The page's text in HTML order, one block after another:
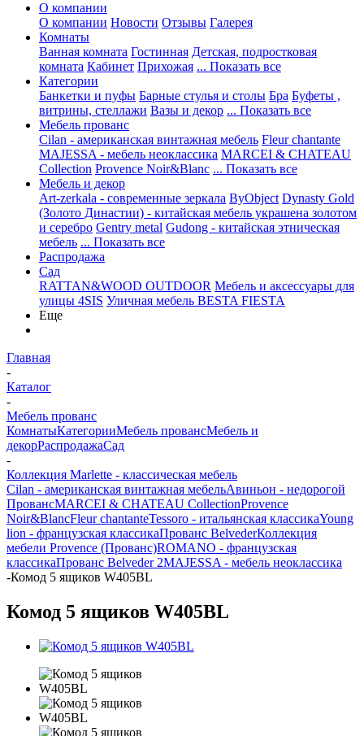
О компании
О компании Новости Отзывы Галерея
Комнаты
Ванная комната Гостинная Детская, подростковая
комната Кабинет Прихожая ... Показать все
Категории
Банкетки и пуфы Барные стулья и столы Бра Буфеты ,
витрины, стеллажи Вазы и декор ... Показать все
Мебель прованс
Cilan - американская винтажная мебель Fleur chantante
MAJESSA - мебель неоклассика MARCEI & CHATEAU
Collection Provence Noir&Blanc ... Показать все
Мебель и декор
Art-zerkala - современные зеркала ByObject Dynasty Gold
(Золото Династии) - китайская мебель украшена золотом
и серебро Gentry metal Gudong - китайская этническая
мебель ... Показать все
Распродажа
Сад
RATTAN&WOOD OUTDOOR Мебель и аксессуары для
улицы 4SIS Уличная мебель BESTA FIESTA
Еще
Главная
-
Каталог
-
Мебель прованс
КомнатыКатегорииМебель провансМебель и
декорРаспродажаСад
-
Коллекция Marlette - классическая мебель
Cilan - американская винтажная мебельАвиньон - недорогой
ПровансMARCEI & CHATEAU CollectionProvence
Noir&BlancFleur chantanteTessoro - итальянская классикаYoung
lion - французская классикаПрованс BelvederКоллекция
мебели Provence (Прованс)ROMANO - французская
классикаПрованс Belveder 2MAJESSA - мебель неоклассика
-Комод 5 ящиков W405BL
Комод 5 ящиков W405BL